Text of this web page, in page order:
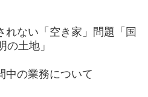
れない「空き家」問題「国
の土地」
中の業務について